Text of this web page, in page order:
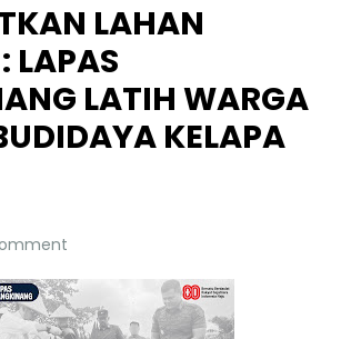
LAHAN
LAPAS
LATIH WARGA
KELAPA